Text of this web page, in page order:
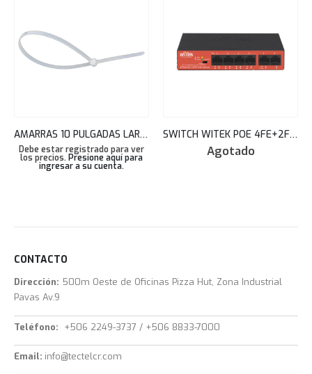
AMARRAS 10 PULGADAS LARGO BLANCAS BOLSA 100 UNDS 3.6X250MM TEKLINK FLM TIE3610WHTEK
Debe estar registrado para ver
los precios. Presione aquí para
ingresar a su cuenta.
SWITCH WITEK POE 4FE+2FE CCTV+WATCHDOG+40W+250M WI-PS205H V2
Agotado
CONTACTO
Dirección: 500m Oeste de Oficinas Pizza Hut, Zona Industrial
Pavas Av.9
Teléfono: +506 2249-3737 / +506 8833-7000
Email: info@tectelcr.com